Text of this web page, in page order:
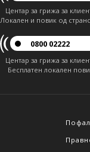
Центар за грижа за
Локален и повик од
0800 02222
Центар за грижа за
Бесплатен локален